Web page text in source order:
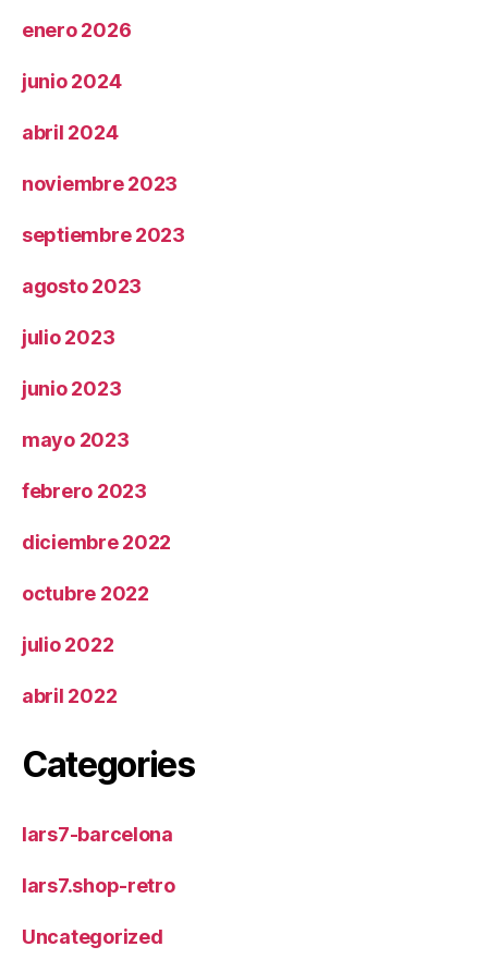
enero 2026
junio 2024
abril 2024
noviembre 2023
septiembre 2023
agosto 2023
julio 2023
junio 2023
mayo 2023
febrero 2023
diciembre 2022
octubre 2022
julio 2022
abril 2022
Categories
lars7-barcelona
lars7.shop-retro
Uncategorized